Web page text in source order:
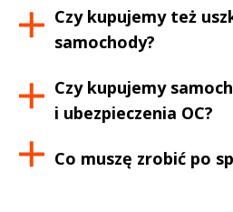
Czy kupujemy też
samochody?
Czy kupujemy
i ubezpieczenia OC?
Co muszę zrobić po